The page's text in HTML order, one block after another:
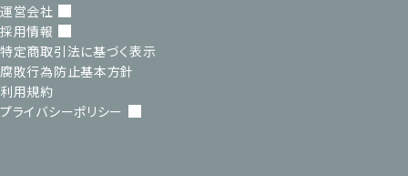
運営会社
採用情報
特定商取引法に基づく表示
腐敗行為防止基本方針
利用規約
プライバシーポリシー